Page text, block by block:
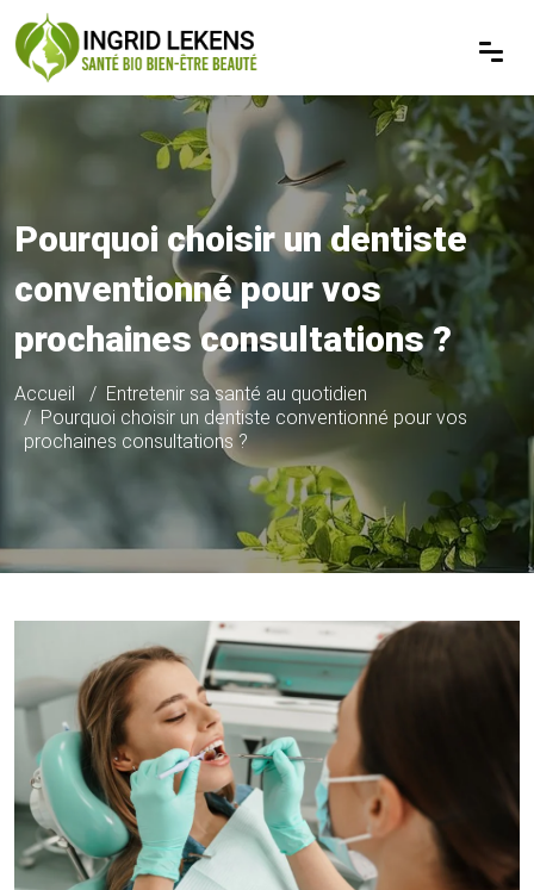
Pourquoi choisir un dentiste
conventionné pour vos
prochaines consultations ?
Accueil
Entretenir sa santé au quotidien
Pourquoi choisir un dentiste conventionné pour vos
prochaines consultations ?